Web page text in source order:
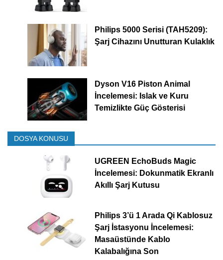
Philips 5000 Serisi (TAH5209):
Şarj Cihazını Unutturan Kulaklık
Dyson V16 Piston Animal
İncelemesi: Islak ve Kuru
Temizlikte Güç Gösterisi
DOSYA KONUSU
UGREEN EchoBuds Magic
İncelemesi: Dokunmatik Ekranlı
Akıllı Şarj Kutusu
Philips 3’ü 1 Arada Qi Kablosuz
Şarj İstasyonu İncelemesi:
Masaüstünde Kablo
Kalabalığına Son